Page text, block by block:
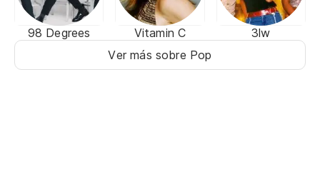
98 Degrees Vitamin C
3lw
Ver más sobre Pop